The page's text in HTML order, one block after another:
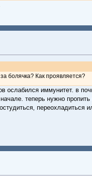
болячка? Как проявляется?
ослабился иммунитет. в
теперь нужно
переохладиться